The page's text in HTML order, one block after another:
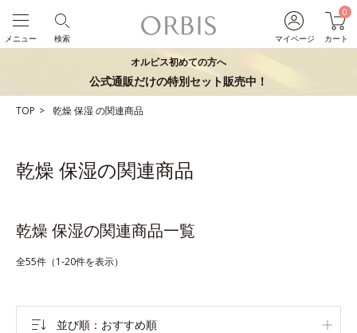
マイページ
0
カート
検索
メニュー
オルビス初めての方へ
公式通販だけの特別セット販売中！
TOP 乾燥保湿の関連商品
乾燥 保湿の関連商品
乾燥 保湿の関連商品一覧
全55件（1-20件を表示）
並び順 おすすめ順